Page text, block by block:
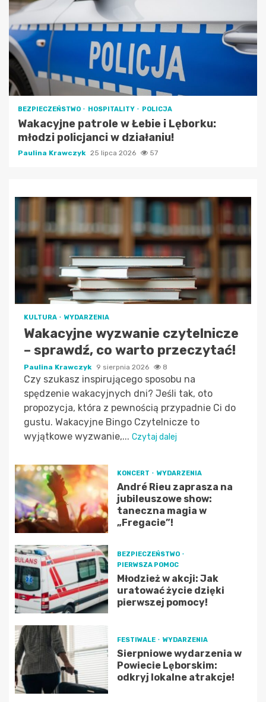
BEZPIECZEŃSTWO HOSPITALITY POLICJA
Wakacyjne patrole w Łebie i Lęborku:
młodzi policjanci w działaniu!
Paulina Krawczyk 25 lipca 2026 57
KULTURA WYDARZENIA
Wakacyjne wyzwanie czytelnicze
– sprawdź, co warto przeczytać!
Paulina Krawczyk 9 sierpnia 2026 8
Czy szukasz inspirującego sposobu na
spędzenie wakacyjnych dni? Jeśli tak, oto
propozycja, która z pewnością przypadnie Ci do
gustu. Wakacyjne Bingo Czytelnicze to
wyjątkowe wyzwanie,... Czytaj dalej
KONCERT WYDARZENIA
André Rieu zaprasza na
jubileuszowe show:
taneczna magia w
„Fregacie”!
BEZPIECZEŃSTWO
PIERWSZA POMOC
Młodzież w akcji: Jak
uratować życie dzięki
pierwszej pomocy!
FESTIWALE WYDARZENIA
Sierpniowe wydarzenia w
Powiecie Lęborskim:
odkryj lokalne atrakcje!